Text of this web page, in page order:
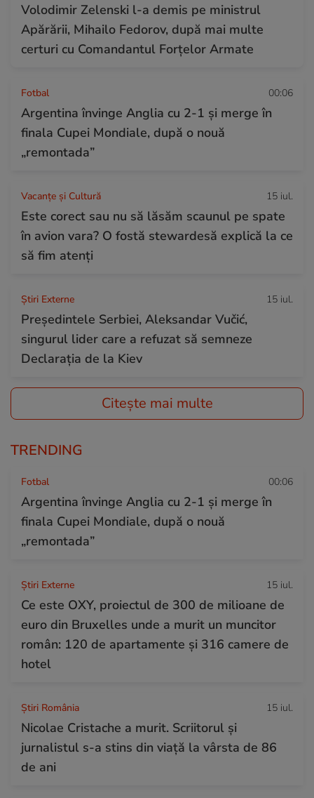
Volodimir Zelenski l-a demis pe ministrul
Apărării, Mihailo Fedorov, după mai multe
certuri cu Comandantul Forțelor Armate
Fotbal 00:06
Argentina învinge Anglia cu 2-1 și merge în
finala Cupei Mondiale, după o nouă
„remontada”
Vacanțe și Cultură 15 iul.
Este corect sau nu să lăsăm scaunul pe spate
în avion vara? O fostă stewardesă explică la ce
să fim atenți
Știri Externe 15 iul.
Președintele Serbiei, Aleksandar Vučić,
singurul lider care a refuzat să semneze
Declarația de la Kiev
Citește mai multe
TRENDING
Fotbal 00:06
Argentina învinge Anglia cu 2-1 și merge în
finala Cupei Mondiale, după o nouă
„remontada”
Știri Externe 15 iul.
Ce este OXY, proiectul de 300 de milioane de
euro din Bruxelles unde a murit un muncitor
român: 120 de apartamente și 316 camere de
hotel
Știri România 15 iul.
Nicolae Cristache a murit. Scriitorul și
jurnalistul s-a stins din viață la vârsta de 86
de ani